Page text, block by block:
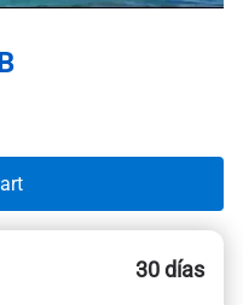
30 días